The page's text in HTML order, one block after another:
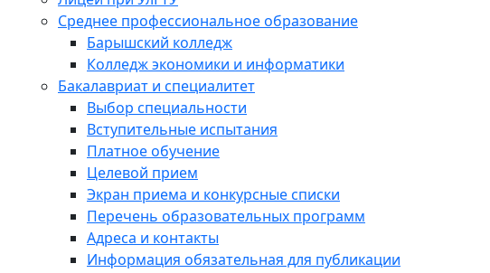
Среднее профессиональное образование
Барышский колледж
Колледж экономики и информатики
Бакалавриат и специалитет
Выбор специальности
Вступительные испытания
Платное обучение
Целевой прием
Экран приема и конкурсные списки
Перечень образовательных программ
Адреса и контакты
Информация обязательная для публикации